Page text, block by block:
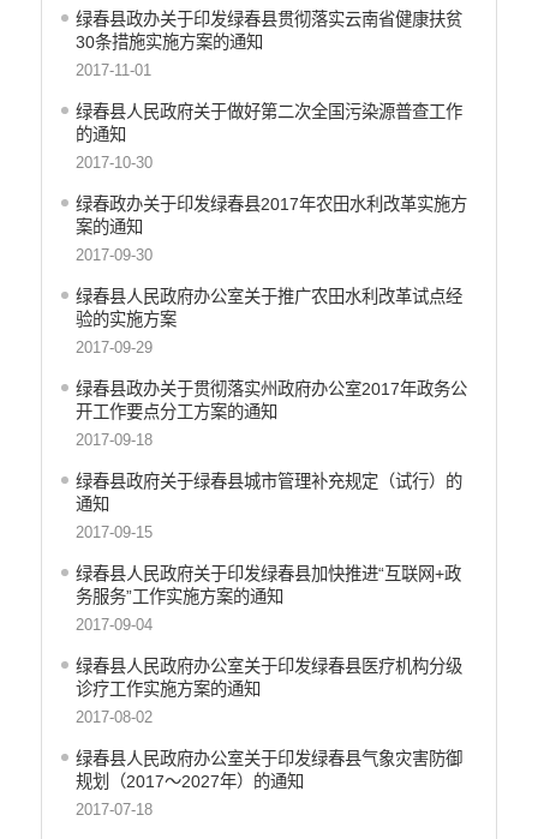
养老服务
生态环境
产品质量
义务教育
医疗卫生
统计信息
绿春县政办关于印发绿春县贯彻落实云南省健康扶贫
30条措施实施方案的通知
2017-11-01
绿春县人民政府关于做好第二次全国污染源普查工作
的通知
2017-10-30
绿春政办关于印发绿春县2017年农田水利改革实施方
案的通知
2017-09-30
绿春县人民政府办公室关于推广农田水利改革试点经
验的实施方案
2017-09-29
绿春县政办关于贯彻落实州政府办公室2017年政务公
开工作要点分工方案的通知
2017-09-18
绿春县政府关于绿春县城市管理补充规定（试行）的
通知
2017-09-15
绿春县人民政府关于印发绿春县加快推进“互联网+政
务服务”工作实施方案的通知
2017-09-04
绿春县人民政府办公室关于印发绿春县医疗机构分级
诊疗工作实施方案的通知
2017-08-02
绿春县人民政府办公室关于印发绿春县气象灾害防御
规划（2017～2027年）的通知
2017-07-18